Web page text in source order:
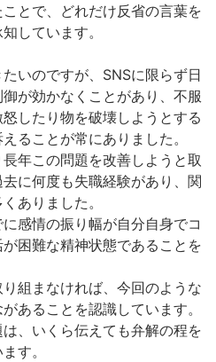
とで、どれだけ反省の言葉を
しています。
いのですが、SNSに限らず日
が効かなくことがあり、不服
したり物を破壊しようとする
ることが常にありました。
年この問題を改善しようと取
に何度も失職経験があり、関
ありました。
感情の振り幅が自分自身でコ
困難な精神状態であることを
組まなければ、今回のような
あることを認識しています。
、いくら伝えても弁解の程を
す。